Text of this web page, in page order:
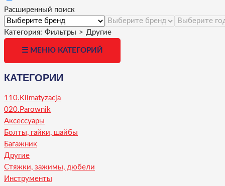
Расширенный поиск
Категория: Фильтры > Другие
☰ МЕНЮ КАТЕГОРИЙ
КАТЕГОРИИ
110.Klimatyzacja
020.Parownik
Аксессуары
Болты, гайки, шайбы
Багажник
Другие
Стяжки, зажимы, дюбели
Инструменты